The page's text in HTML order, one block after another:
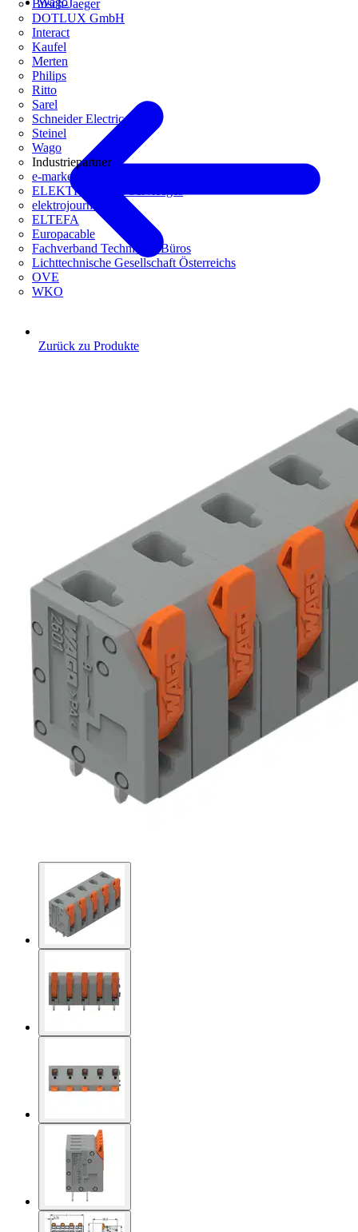
Busch-Jaeger
DOTLUX GmbH
Interact
Kaufel
Merten
Philips
Ritto
Sarel
Schneider Electric
Steinel
Wago
Industriepartner
e-marke
ELEKTRO Daten Serviceges
elektrojournal
ELTEFA
Europacable
Fachverband Technische Büros
Lichttechnische Gesellschaft Österreichs
OVE
WKO
Zurück zu Produkte